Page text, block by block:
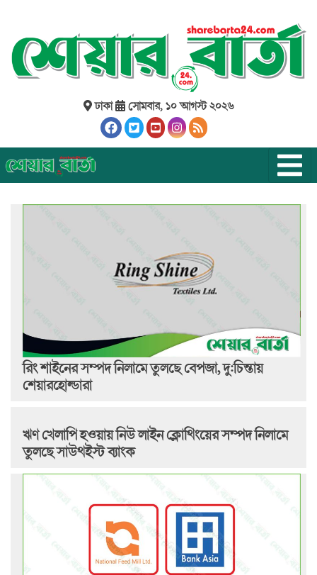
ঢাকা সোমবার, ১০ আগস্ট ২০২৬
রিং শাইনের সম্পদ নিলামে তুলছে বেপজা, দু:চিন্তায়
শেয়ারহোল্ডারা
ঋণ খেলাপি হওয়ায় নিউ লাইন ক্লোথিংয়ের সম্পদ নিলামে
তুলছে সাউথইস্ট ব্যাংক